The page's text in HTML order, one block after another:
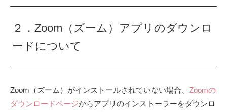
２．Zoom（ズーム）アプリのダウンロ
ードについて
Zoom（ズーム）がインストールされていない場合、 Zoomの
ダウンロードページからアプリのインストーラーをダウンロ